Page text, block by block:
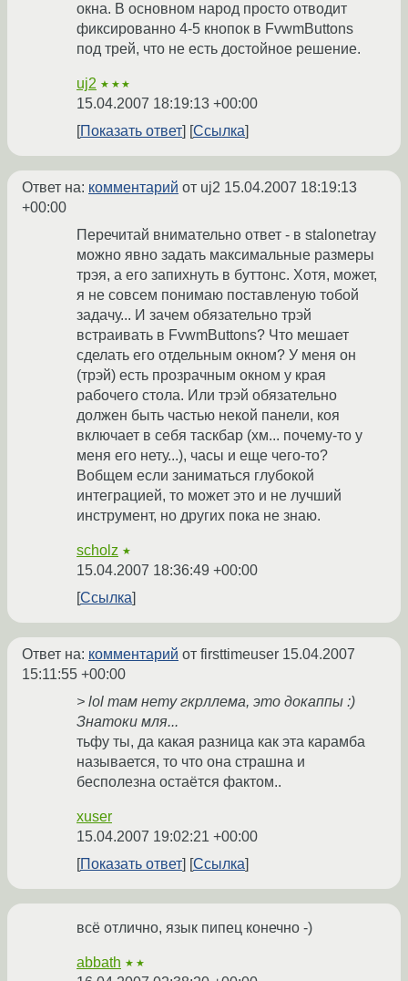
окна. В основном народ просто отводит
фиксированно 4-5 кнопок в FvwmButtons
под трей, что не есть достойное решение.
uj2 ★★★
15.04.2007 18:19:13 +00:00
Показать ответ
Ссылка
Ответ на: комментарий от uj2 15.04.2007 18:19:13
+00:00
Перечитай внимательно ответ - в stalonetray
можно явно задать максимальные размеры
трэя, а его запихнуть в буттонс. Хотя, может,
я не совсем понимаю поставленую тобой
задачу... И зачем обязательно трэй
встраивать в FvwmButtons? Что мешает
сделать его отдельным окном? У меня он
(трэй) есть прозрачным окном у края
рабочего стола. Или трэй обязательно
должен быть частью некой панели, коя
включает в себя таскбар (хм... почему-то у
меня его нету...), часы и еще чего-то?
Вобщем если заниматься глубокой
интеграцией, то может это и не лучший
инструмент, но других пока не знаю.
scholz ★
15.04.2007 18:36:49 +00:00
Ссылка
Ответ на: комментарий от firsttimeuser 15.04.2007
15:11:55 +00:00
> lol там нету гкрллема, это докаппы :)
Знатоки мля...
тьфу ты, да какая разница как эта карамба
называется, то что она страшна и
бесполезна остаётся фактом..
xuser
15.04.2007 19:02:21 +00:00
Показать ответ
Ссылка
всё отлично, язык пипец конечно -)
abbath ★★